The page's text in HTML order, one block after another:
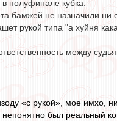
полуфинале кубка.
бамжей не назначили ни
рукой типа "а хуйня
между
«с рукой», мое имхо,
был реальный